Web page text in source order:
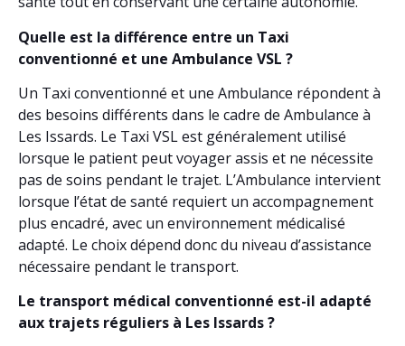
Quelle est la différence entre un Taxi
conventionné et une Ambulance VSL ?
Un Taxi conventionné et une Ambulance répondent à
des besoins différents dans le cadre de Ambulance à
Les Issards. Le Taxi VSL est généralement utilisé
lorsque le patient peut voyager assis et ne nécessite
pas de soins pendant le trajet. L’Ambulance intervient
lorsque l’état de santé requiert un accompagnement
plus encadré, avec un environnement médicalisé
adapté. Le choix dépend donc du niveau d’assistance
nécessaire pendant le transport.
Le transport médical conventionné est-il adapté
aux trajets réguliers à Les Issards ?